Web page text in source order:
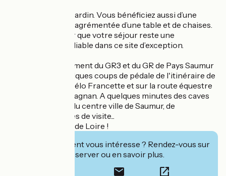
Studio en rez-de-jardin. Vous bénéficiez aussi d’une
agréable terrasse agrémentée d’une table et de chaises.
Tout sera fait pour que votre séjour reste une
expérience inoubliable dans ce site d’exception.
A proximité également du GR3 et du GR de Pays Saumur
Val de Loire, à quelques coups de pédale de l'itinéraire de
La Loire à Vélo / Vélo Francette et sur la route équestre
européenne d'Artagnan. A quelques minutes des caves
de fines bulles et du centre ville de Saumur, de
restaurants et sites de visite...
Bon séjour en Val de Loire !
Cet établissement vous intéresse ? Rendez-vous sur
leur site pour réserver ou en savoir plus.